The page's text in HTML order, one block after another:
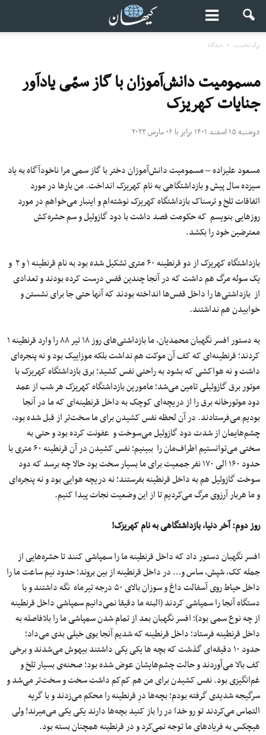
برگ نخست دیدگاه
مسمومیت دانش‌آموزان با گاز سمّی یادآور
جنایات کهریزک
دوشنبه ۱۵ اسفند ۱۴۰۱ برابر با ۰۶ مارس ۲۰۲۳
مسعود علیزاده – مسمومیت دانش‌آموزان دختر با گاز سمی مرا ناخودآگاه به یاد
سیزده سال پیش و بازداشتگاهی به نام کهریزک انداخت. من بارها در مورد
اتفاقات تلخ و ترسناک بازداشتگاه کهریزک نوشته‌ام و اینبار می‌خواهم در مورد
روزهایی بنویسم که حکومت قصد داشت با دود گازوئیل و سم حشره‌کش
معترضین خود را بکشد.
بازداشتگاه کهریزک از دو قرنطینه ۶۰ متری تشکیل شده بود به نام قرنطینه ۱ و ۲ و
یک سوله مرگ هم داشت که در آنجا چندین قفس درست کرده بودند و تعدادی
از بازداشتی‌ها را داخل قفس‌ها انداخته بودند که آنها حتی جا برای نشستن و
خوابیدن هم نداشتند.
به دستور افسر نگهبان محمدیان، ما بازداشتی‌های روز ۱۸ تیر ۸۸ را وارد قرنطینه ۱
کردند؛ قرنطینه‌ای که کف آن موکت هم نداشت بلکه موزاییک بود و نه پنجره‌ای
داشت و نه هواکشی که بشود به راحتی نفس کشید؛ برق بازداشتگاه کهریزک با
موتور برق گازوئیلی تامین می‌شد؛ مامورین بازداشتگاه کهریزک هر شب از عمد
دود موتورخانه برق را از دریچه‌ای کوچک به داخل قرنطینه‌ای که ما در آنجا
بودیم می‌فرستادند. در آن لحظه نفس کشیدن برای ما سخت‌تر از قبل شده بود،
چشم‌هایمان از شدت دود گازوئیل می‌سوخت و عفونت کرده بود و حتی به
سختی می‌توانستیم اطراف‌مان را ببینیم؛ نفس کشیدن در آن قرنطینه ۶۰ متری با
حدود ۱۶۰ الی ۱۷۰ نفر جمعیت برای ما بسیار سخت بود حالا چه برسد که دود
سوخت گازوئیل هم به داخل قرنطینه بفرستند؛ نه دریچه هوایی بود و نه پنجره‌ای
و ما هربار آرزوی مرگ می‌کردیم تا از این وضعیت نجات پیدا کنیم.
روز دوم: آخر دنیا، بازداشتگاهی به نام کهریزک!
افسر نگهبان دستور داد که داخل قرنطینه ما را سمپاشی کنند تا حشره‌هایی از
جمله کک، شپش، ساس و… در داخل قرنطینه از بین بروند؛ حدود نیم ساعت ما را
داخل حیاط روی آسفالت داغ و سوزان بالای ۵۰ درجه تیرماه نگه داشتند و با
دستگاه آنجا را سمپاشی کردند (البته ما دقیقا نمی‌دانیم سمپاشی داخل قرنطینه
از چه نوع سمی بود)؛ افسر نگهبان بعد از تمام شدن سمپاشی ما را بلافاصله به
داخل قرنطینه فرستاد؛ داخل قرنطینه که شدیم آنجا بوی خیلی بدی می‌داد؛
حدود ۱۰ دقیقه‌ای گذشت که بچه ها یکی یکی داشتند بیهوش می‌شدند و برخی
کف بالا می‌آوردند و حالت چشم‌هایشان عوض شده بود؛ صحنه‌ی بسیار تلخ و
غم‌انگیزی بود. نفس کشیدن برای من هم کم‌کم داشت سخت و سخت‌تر می‌شد و
سرگیجه شدیدی گرفته بودم؛ بچه‌ها درِ قرنطینه را محکم می‌زدند و با گریه
التماس می‌کردند تو رو خدا در را باز کنید بچه‌ها دارند یکی یکی می‌میرند! ولی
هیچکس به فریاد‌های ما توجه نمی‌کرد و در قرنطینه همچنان بسته بود.